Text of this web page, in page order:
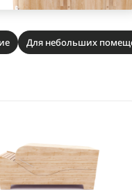
Для небольших